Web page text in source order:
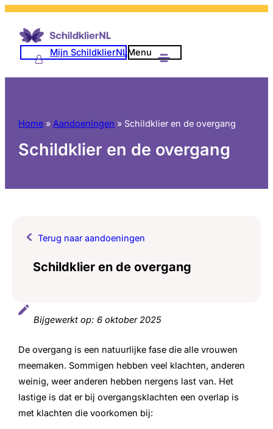
Mijn SchildklierNLMenu
Home »Aandoeningen » Schildklier en de overgang
Schildklier en de overgang
Bijgewerkt op: 6 oktober 2025
De overgang is een natuurlijke fase die alle vrouwen
meemaken. Sommigen hebben veel klachten, anderen
weinig, weer anderen hebben nergens last van. Het
lastige is dat er bij overgangsklachten een overlap is
met klachten die voorkomen bij:
Terug naar aandoeningen
Schildklier en de overgang